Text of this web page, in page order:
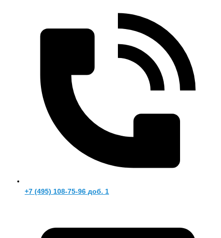
+7 (495) 108-75-96 доб. 1